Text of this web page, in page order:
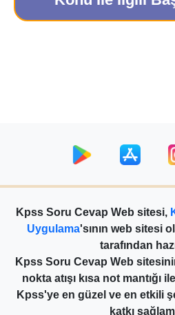
Kpss Soru Cevap Web sitesi,
Uygulama'sının web sitesi
tarafından
Kpss Soru Cevap Web
nokta atışı kısa not mantığı
Kpss'ye en güzel ve en etkili
katkı